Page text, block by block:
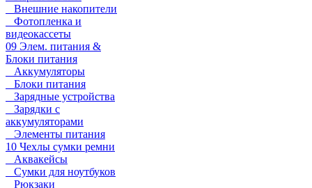
Внешние накопители
Фотопленка и
видеокассеты
09 Элем. питания &
Блоки питания
Аккумуляторы
Блоки питания
Зарядные устройства
Зарядки с
аккумуляторами
Элементы питания
10 Чехлы сумки ремни
Аквакейсы
Сумки для ноутбуков
Рюкзаки